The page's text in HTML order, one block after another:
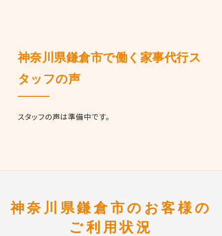
神奈川県鎌倉市で働く家事代行ス
タッフの声
スタッフの声は準備中です。
神奈川県鎌倉市のお客様の
ご利用状況